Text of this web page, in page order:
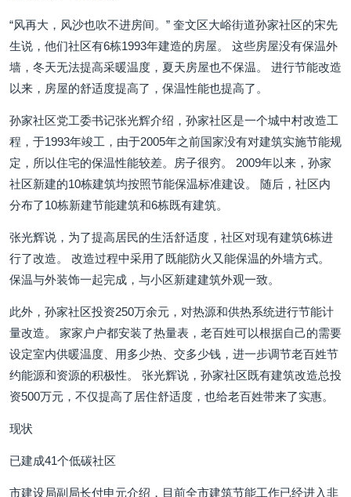
“风再大，风沙也吹不进房间。” 奎文区大峪街道孙家社区的宋先
生说，他们社区有6栋1993年建造的房屋。 这些房屋没有保温外
墙，冬天无法提高采暖温度，夏天房屋也不保温。 进行节能改造
以来，房屋的舒适度提高了，保温性能也提高了。
孙家社区党工委书记张光辉介绍，孙家社区是一个城中村改造工
程，于1993年竣工，由于2005年之前国家没有对建筑实施节能规
定，所以住宅的保温性能较差。房子很穷。 2009年以来，孙家
社区新建的10栋建筑均按照节能保温标准建设。 随后，社区内
分布了10栋新建节能建筑和6栋既有建筑。
张光辉说，为了提高居民的生活舒适度，社区对现有建筑6栋进
行了改造。 改造过程中采用了既能防火又能保温的外墙方式。
保温与外装饰一起完成，与小区新建建筑外观一致。
此外，孙家社区投资250万余元，对热源和供热系统进行节能计
量改造。 家家户户都安装了热量表，老百姓可以根据自己的需要
设定室内供暖温度、用多少热、交多少钱，进一步调节老百姓节
约能源和资源的积极性。 张光辉说，孙家社区既有建筑改造总投
资500万元，不仅提高了居住舒适度，也给老百姓带来了实惠。
现状
已建成41个低碳社区
市建设局副局长付申元介绍，目前全市建筑节能工作已经进入非